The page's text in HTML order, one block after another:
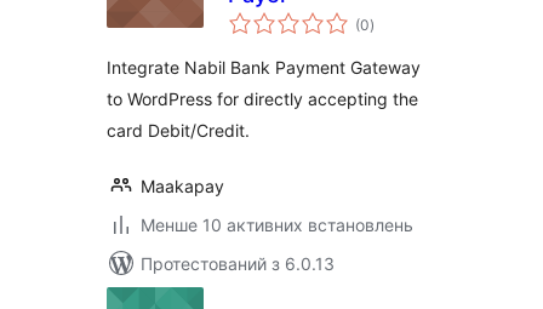
(0загальний
рейтинг
)
Integrate Nabil Bank Payment Gateway
to WordPress for directly accepting the
card Debit/Credit.
Maakapay
Менше 10 активних встановлень
Протестований з 6.0.13